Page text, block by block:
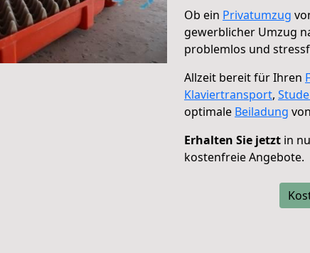
Ob ein Privatumzug
gewerblicher Umzug
problemlos und
Allzeit bereit für Ihren
Klaviertransport,
optimale Beiladung
Erhalten Sie jetzt in
kostenfreie Angebote.